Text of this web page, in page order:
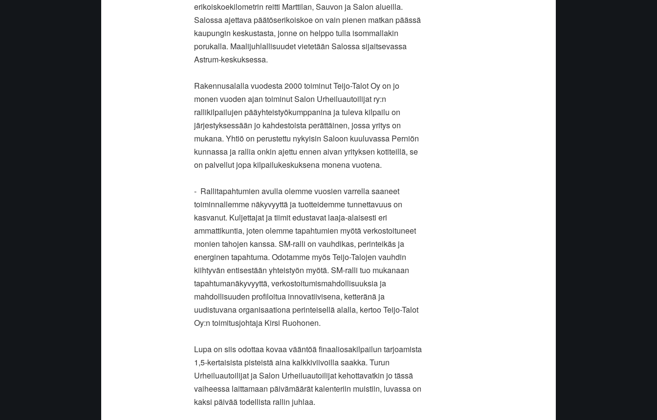
erikoiskoekilometrin reitti Marttilan, Sauvon ja Salon alueilla.
Salossa ajettava päätöserikoiskoe on vain pienen matkan päässä
kaupungin keskustasta, jonne on helppo tulla isommallakin
porukalla. Maalijuhlallisuudet vietetään Salossa sijaitsevassa
Astrum-keskuksessa.
Rakennusalalla vuodesta 2000 toiminut Teijo-Talot Oy on jo
monen vuoden ajan toiminut Salon Urheiluautoilijat ry:n
rallikilpailujen pääyhteistyökumppanina ja tuleva kilpailu on
järjestyksessään jo kahdestoista perättäinen, jossa yritys on
mukana. Yhtiö on perustettu nykyisin Saloon kuuluvassa Perniön
kunnassa ja rallia onkin ajettu ennen aivan yrityksen kotiteillä, se
on palvellut jopa kilpailukeskuksena monena vuotena.
- Rallitapahtumien avulla olemme vuosien varrella saaneet
toiminnallemme näkyvyyttä ja tuotteidemme tunnettavuus on
kasvanut. Kuljettajat ja tiimit edustavat laaja-alaisesti eri
ammattikuntia, joten olemme tapahtumien myötä verkostoituneet
monien tahojen kanssa. SM-ralli on vauhdikas, perinteikäs ja
energinen tapahtuma. Odotamme myös Teijo-Talojen vauhdin
kiihtyvän entisestään yhteistyön myötä. SM-ralli tuo mukanaan
tapahtumanäkyvyyttä, verkostoitumismahdollisuuksia ja
mahdollisuuden profiloitua innovatiivisena, ketteränä ja
uudistuvana organisaationa perinteisellä alalla, kertoo Teijo-Talot
Oy:n toimitusjohtaja Kirsi Ruohonen.
Lupa on siis odottaa kovaa vääntöä finaaliosakilpailun tarjoamista
1,5-kertaisista pisteistä aina kalkkiviivoilla saakka. Turun
Urheiluautoilijat ja Salon Urheiluautoilijat kehottavatkin jo tässä
vaiheessa laittamaan päivämäärät kalenteriin muistiin, luvassa on
kaksi päivää todellista rallin juhlaa.